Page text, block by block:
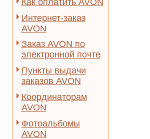
Интернет-заказ
AVON
Заказ AVON по
электронной почте
Пункты выдачи
заказов AVON
Координаторам
AVON
Фотоальбомы
AVON